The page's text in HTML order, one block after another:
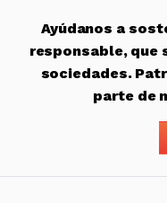
Ayúdanos a
responsable, que
sociedades.
parte de